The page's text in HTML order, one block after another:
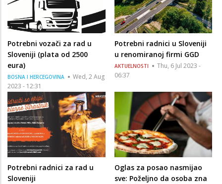
Potrebni vozači za rad u
Sloveniji (plata od 2500
eura)
BOSNA I HERCEGOVINA
Wed, 2 Aug
2023 - 12:31
Potrebni radnici u Sloveniji
u renomiranoj firmi GGD
AKTUELNOSTI
Thu, 6 Jul 2023 -
06:37
Potrebni radnici za rad u
Sloveniji
Oglas za posao nasmijao
sve: Poželjno da osoba zna